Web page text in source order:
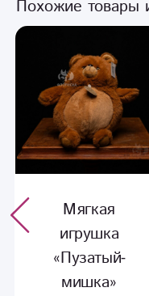
Похожие товары
Мягкая
игрушка
«Пузатый-
мишка»